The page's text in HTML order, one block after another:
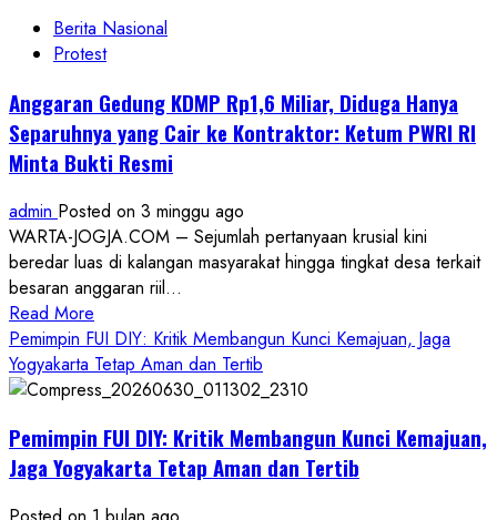
Berita Nasional
Protest
Anggaran Gedung KDMP Rp1,6 Miliar, Diduga Hanya
Separuhnya yang Cair ke Kontraktor: Ketum PWRI RI
Minta Bukti Resmi
admin Posted on 3 minggu ago
WARTA-JOGJA.COM – Sejumlah pertanyaan krusial kini
beredar luas di kalangan masyarakat hingga tingkat desa terkait
besaran anggaran riil...
Read More
more
about
Anggaran
KDMP
Rp1,6
Pemimpin FUI DIY: Kritik Membangun Kunci Kemajuan, Jaga
Yogyakarta Tetap Aman dan Tertib
Pemimpin FUI DIY: Kritik Membangun Kunci Kemajuan,
Jaga Yogyakarta Tetap Aman dan Tertib